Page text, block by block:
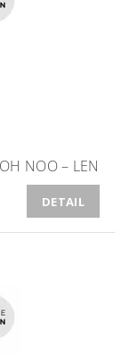
NOO – LEN
DETAIL